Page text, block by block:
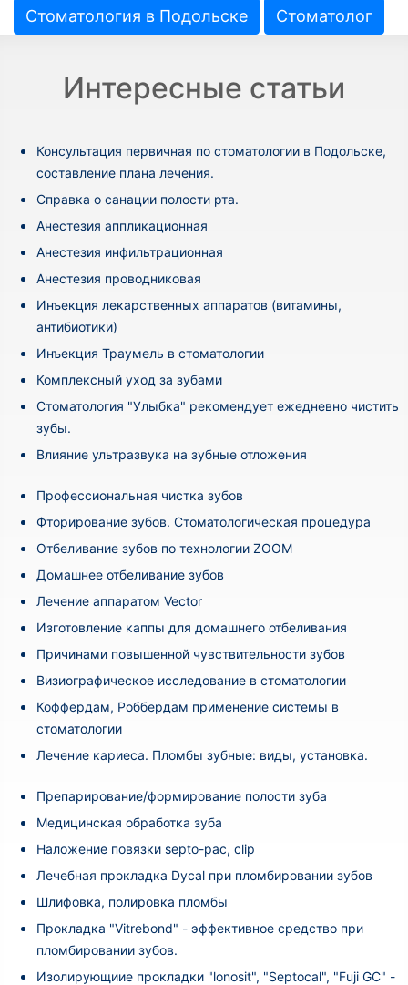
Стоматология в Подольске Стоматолог
Интересные статьи
Консультация первичная по стоматологии в Подольске,
составление плана лечения.
Cправка о санации полости рта.
Анестезия аппликационная
Анестезия инфильтрационная
Анестезия проводниковая
Инъекция лекарственных аппаратов (витамины,
антибиотики)
Инъекция Траумель в стоматологии
Комплексный уход за зубами
Стоматология "Улыбка" рекомендует ежедневно чистить
зубы.
Влияние ультразвука на зубные отложения
Профессиональная чистка зубов
Фторирование зубов. Стоматологическая процедура
Отбеливание зубов по технологии ZOOM
Домашнее отбеливание зубов
Лечение аппаратом Vector
Изготовление каппы для домашнего отбеливания
Причинами повышенной чувствительности зубов
Визиографическое исследование в стоматологии
Коффердам, Роббердам применение системы в
стоматологии
Лечение кариеса. Пломбы зубные: виды, установка.
Препарирование/формирование полости зуба
Медицинская обработка зуба
Наложение повязки septo-pac, clip
Лечебная прокладка Dycal при пломбировании зубов
Шлифовка, полировка пломбы
Прокладка "Vitrebond" - эффективное средство при
пломбировании зубов.
Изолирующиие прокладки "lonosit", "Septocal", "Fuji GC" -